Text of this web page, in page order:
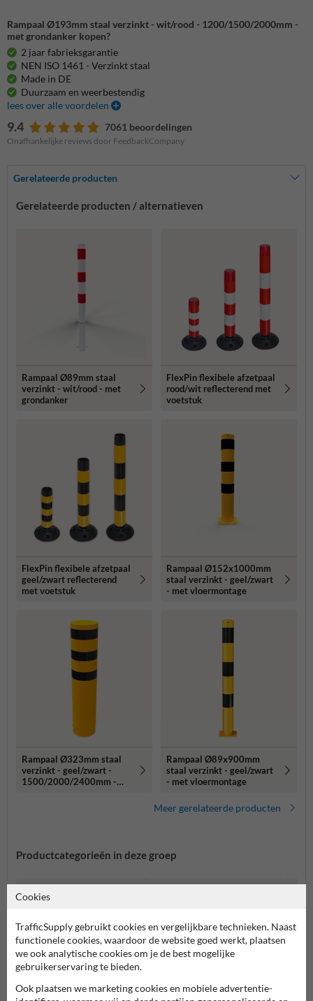
Rampaal Ø193mm staal verzinkt - wit/rood - 1200/1500/2000mm -
met grondanker kopen?
2 jaar fabrieksgarantie
NEN ISO 1461 - Verzinkt staal
Made in DE
Duurzaam en weerbestendig
lees over alle voordelen
9.4 7061 beoordelingen
Onafhankelijke reviews door FeedbackCompany
Gerelateerde producten
Gerelateerde producten / alternatieven
Rampaal Ø89mm staal
verzinkt - wit/rood - met
grondanker
FlexPin flexibele afzetpaal
rood/wit reflecterend met
voetstuk
FlexPin flexibele afzetpaal
geel/zwart reflecterend
met voetstuk
Rampaal Ø152x1000mm
staal verzinkt - geel/zwart
- met vloermontage
Rampaal Ø323mm staal
verzinkt - geel/zwart -
1500/2000/2400mm -
Rampaal Ø89x900mm
staal verzinkt - geel/zwart
- met vloermontage
Meer gerelateerde producten
Productcategorieën in deze groep
Cookies
TrafficSupply gebruikt cookies en vergelijkbare technieken. Naast
functionele cookies, waardoor de website goed werkt, plaatsen
we ook analytische cookies om je de best mogelijke
gebruikerservaring te bieden.
Ook plaatsen we marketing cookies en mobiele advertentie-